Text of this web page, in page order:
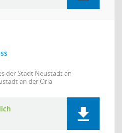
der Stadt Neustadt an
an der Orla